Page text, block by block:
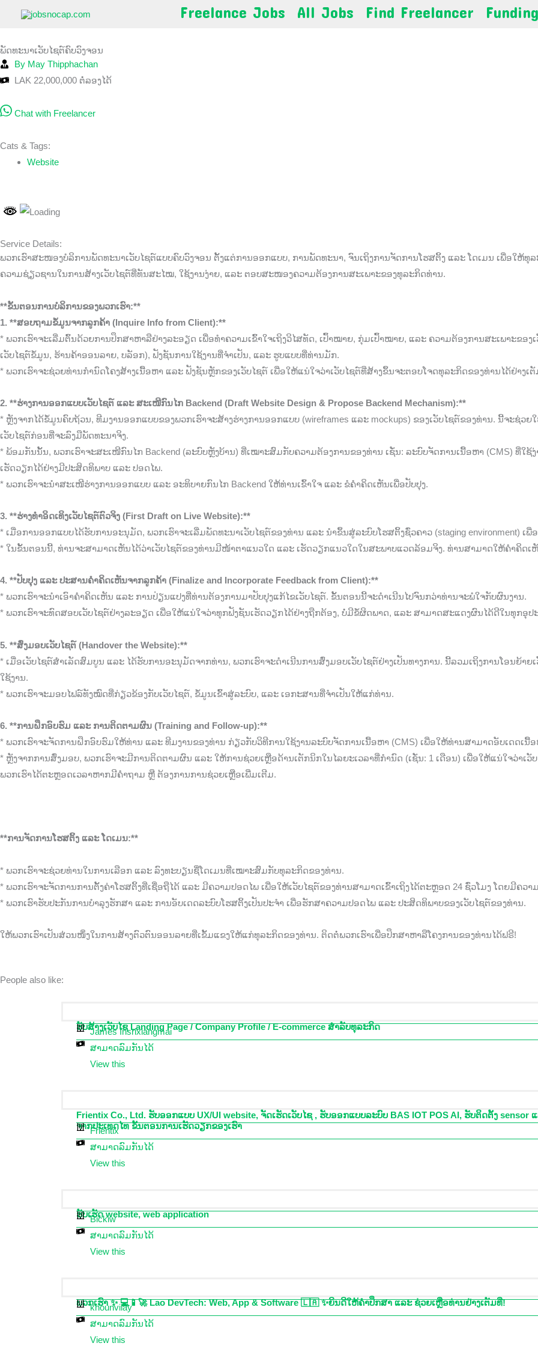
Freelance Jobs All Jobs Find Freelancer Funding
ພັດທະນາເວັບໄຊຕ໌ຄົບວົງຈອນ
By May Thipphachan
LAK 22,000,000 ຕໍ່ລອງໄດ້
Chat with Freelancer
Cats & Tags:
Website
Service Details:
ພວກເຮົາສະໜອງບໍລິການພັດທະນາເວັບໄຊຕ໌ແບບຄົບວົງຈອນ ຕັ້ງແຕ່ການອອກແບບ, ການພັດທະນາ, ຈົນເຖິງການຈັດການໂຮສຕິ້ງ ແລະ ໂດເມນ ເພື່ອໃຫ້
ຄວາມຊ່ຽວຊານໃນການສ້າງເວັບໄຊຕ໌ທີ່ທັນສະໄໝ, ໃຊ້ງານງ່າຍ, ແລະ ຕອບສະໜອງຄວາມຕ້ອງການສະເພາະຂອງທຸລະກິດທ່ານ.
**ຂັ້ນຕອນການບໍລິການຂອງພວກເຮົາ:**
1. **ສອບຖາມຂໍ້ມູນຈາກລູກຄ້າ (Inquire Info from Client):**
* ພວກເຮົາຈະເລີ່ມຕົ້ນດ້ວຍການປຶກສາຫາລືຢ່າງລະອຽດ ເພື່ອທໍາຄວາມເຂົ້າໃຈເຖິງວິໄສທັດ, ເປົ້າໝາຍ, ກຸ່ມເປົ້າໝາຍ, ແລະ ຄວາມຕ້ອງການສະເພາະຂອງ
ເວັບໄຊຕ໌ຂໍ້ມູນ, ຮ້ານຄ້າອອນລາຍ, ບລັອກ), ຟັງຊັນການໃຊ້ງານທີ່ຈໍາເປັນ, ແລະ ຮູບແບບທີ່ທ່ານມັກ.
* ພວກເຮົາຈະຊ່ວຍທ່ານກໍານົດໂຄງສ້າງເນື້ອຫາ ແລະ ຟັງຊັນຫຼັກຂອງເວັບໄຊຕ໌ ເພື່ອໃຫ້ແນ່ໃຈວ່າເວັບໄຊຕ໌ທີ່ສ້າງຂຶ້ນຈະຕອບໂຈດທຸລະກິດຂອງທ່ານໄດ້ຢ່າງເ
2. **ຮ່າງການອອກແບບເວັບໄຊຕ໌ ແລະ ສະເໜີກົນໄກ Backend (Draft Website Design & Propose Backend Mechanism):**
* ຫຼັງຈາກໄດ້ຂໍ້ມູນຄົບຖ້ວນ, ທີມງານອອກແບບຂອງພວກເຮົາຈະສ້າງຮ່າງການອອກແບບ (wireframes ແລະ mockups) ຂອງເວັບໄຊຕ໌ຂອງທ່ານ. ນີ້ຈະຊ່ວ
ເວັບໄຊຕ໌ກ່ອນທີ່ຈະລົງມືພັດທະນາຈິງ.
* ພ້ອມກັນນັ້ນ, ພວກເຮົາຈະສະເໜີກົນໄກ Backend (ລະບົບຫຼັງບ້ານ) ທີ່ເໝາະສົມກັບຄວາມຕ້ອງການຂອງທ່ານ ເຊັ່ນ: ລະບົບຈັດການເນື້ອຫາ (CMS) ທີ່ໃ
ເຮັດວຽກໄດ້ຢ່າງມີປະສິດທິພາບ ແລະ ປອດໄພ.
* ພວກເຮົາຈະນໍາສະເໜີຮ່າງການອອກແບບ ແລະ ອະທິບາຍກົນໄກ Backend ໃຫ້ທ່ານເຂົ້າໃຈ ແລະ ຂໍຄໍາຄິດເຫັນເພື່ອປັບປຸງ.
3. **ຮ່າງທໍາອິດເທິງເວັບໄຊຕ໌ຕົວຈິງ (First Draft on Live Website):**
* ເມື່ອການອອກແບບໄດ້ຮັບການອະນຸມັດ, ພວກເຮົາຈະເລີ່ມພັດທະນາເວັບໄຊຕ໌ຂອງທ່ານ ແລະ ນໍາຂຶ້ນສູ່ລະບົບໂຮສຕິ້ງຊົ່ວຄາວ (staging environment) ເ
* ໃນຂັ້ນຕອນນີ້, ທ່ານຈະສາມາດເຫັນໄດ້ວ່າເວັບໄຊຕ໌ຂອງທ່ານມີໜ້າຕາແນວໃດ ແລະ ເຮັດວຽກແນວໃດໃນສະພາບແວດລ້ອມຈິງ. ທ່ານສາມາດໃຫ້ຄໍາຄິດເ
4. **ປັບປຸງ ແລະ ປະສານຄໍາຄິດເຫັນຈາກລູກຄ້າ (Finalize and Incorporate Feedback from Client):**
* ພວກເຮົາຈະນໍາເອົາຄໍາຄິດເຫັນ ແລະ ການປ່ຽນແປງທີ່ທ່ານຕ້ອງການມາປັບປຸງແກ້ໄຂເວັບໄຊຕ໌. ຂັ້ນຕອນນີ້ຈະດໍາເນີນໄປຈົນກວ່າທ່ານຈະພໍໃຈກັບຜົນງານ.
* ພວກເຮົາຈະທົດສອບເວັບໄຊຕ໌ຢ່າງລະອຽດ ເພື່ອໃຫ້ແນ່ໃຈວ່າທຸກຟັງຊັນເຮັດວຽກໄດ້ຢ່າງຖືກຕ້ອງ, ບໍ່ມີຂໍ້ຜິດພາດ, ແລະ ສາມາດສະແດງຜົນໄດ້ດີໃນທຸກອຸປະ
5. **ສົ່ງມອບເວັບໄຊຕ໌ (Handover the Website):**
* ເມື່ອເວັບໄຊຕ໌ສໍາເລັດສົມບູນ ແລະ ໄດ້ຮັບການອະນຸມັດຈາກທ່ານ, ພວກເຮົາຈະດໍາເນີນການສົ່ງມອບເວັບໄຊຕ໌ຢ່າງເປັນທາງການ. ນີ້ລວມເຖິງການໂອນຍ້າ
ໃຊ້ງານ.
* ພວກເຮົາຈະມອບໄຟລ໌ທັງໝົດທີ່ກ່ຽວຂ້ອງກັບເວັບໄຊຕ໌, ຂໍ້ມູນເຂົ້າສູ່ລະບົບ, ແລະ ເອກະສານທີ່ຈໍາເປັນໃຫ້ແກ່ທ່ານ.
6. **ການຝຶກອົບຮົມ ແລະ ການຕິດຕາມຜົນ (Training and Follow-up):**
* ພວກເຮົາຈະຈັດການຝຶກອົບຮົມໃຫ້ທ່ານ ແລະ ທີມງານຂອງທ່ານ ກ່ຽວກັບວິທີການໃຊ້ງານລະບົບຈັດການເນື້ອຫາ (CMS) ເພື່ອໃຫ້ທ່ານສາມາດອັບເດດເນື້
* ຫຼັງຈາກການສົ່ງມອບ, ພວກເຮົາຈະມີການຕິດຕາມຜົນ ແລະ ໃຫ້ການຊ່ວຍເຫຼືອດ້ານເຕັກນິກໃນໄລຍະເວລາທີ່ກໍານົດ (ເຊັ່ນ: 1 ເດືອນ) ເພື່ອໃຫ້ແນ່ໃຈວ່າເ
ພວກເຮົາໄດ້ຕະຫຼອດເວລາຫາກມີຄໍາຖາມ ຫຼື ຕ້ອງການການຊ່ວຍເຫຼືອເພີ່ມເຕີມ.
**ການຈັດການໂຮສຕິ້ງ ແລະ ໂດເມນ:**
* ພວກເຮົາຈະຊ່ວຍທ່ານໃນການເລືອກ ແລະ ລົງທະບຽນຊື່ໂດເມນທີ່ເໝາະສົມກັບທຸລະກິດຂອງທ່ານ.
* ພວກເຮົາຈະຈັດການການຕັ້ງຄ່າໂຮສຕິ້ງທີ່ເຊື່ອຖືໄດ້ ແລະ ມີຄວາມປອດໄພ ເພື່ອໃຫ້ເວັບໄຊຕ໌ຂອງທ່ານສາມາດເຂົ້າເຖິງໄດ້ຕະຫຼອດ 24 ຊົ່ວໂມງ ໂດຍມີຄວາ
* ພວກເຮົາຮັບປະກັນການບໍາລຸງຮັກສາ ແລະ ການອັບເດດລະບົບໂຮສຕິ້ງເປັນປະຈໍາ ເພື່ອຮັກສາຄວາມປອດໄພ ແລະ ປະສິດທິພາບຂອງເວັບໄຊຕ໌ຂອງທ່ານ.
ໃຫ້ພວກເຮົາເປັນສ່ວນໜຶ່ງໃນການສ້າງຕົວຕົນອອນລາຍທີ່ເຂັ້ມແຂງໃຫ້ແກ່ທຸລະກິດຂອງທ່ານ. ຕິດຕໍ່ພວກເຮົາເພື່ອປຶກສາຫາລືໂຄງການຂອງທ່ານໄດ້ຟຣີ!
People also like:
ຮັບສ້າງເວັບໄຊ Landing Page / Company Profile / E-commerce ສຳລັບທຸລະກິດ
James Insrixiangmai
ສາມາດລົມກັນໄດ້
View this
Frientix Co., Ltd. ຮັບອອກແບບ UX/UI website, ຈັດເຮັດເວັບໄຊ , ຮັບອອກແບບລະບົບ BAS IOT POS AI, ຮັບຕິດຕັ້ງ
ຈາກປະເທດໄທ ຂັ້ນຕອນການເຮັດວຽກຂອງເຮົາ
Frientix
ສາມາດລົມກັນໄດ້
View this
ຮັບເຮັດ website, web application
Bickiw
ສາມາດລົມກັນໄດ້
View this
ພວກເຮົາ ✨ 💻📱🚀 Lao DevTech: Web, App & Software 🇱🇦 ✨ຍິນດີໃຫ້ຄຳປຶກສາ ແລະ ຊ່ວຍເຫຼືອທ່ານຢ່າງເຕັມທີ່!
khounvilay
ສາມາດລົມກັນໄດ້
View this